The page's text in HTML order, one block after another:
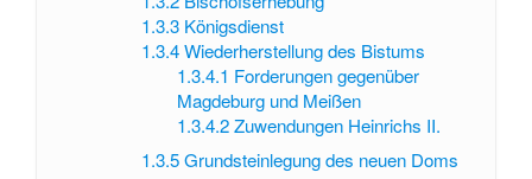
1.3.3 Königsdienst
1.3.4 Wiederherstellung des Bistums
1.3.4.1 Forderungen gegenüber
Magdeburg und Meißen
1.3.4.2Zuwendungen Heinrichs II.
1.3.5 Grundsteinlegung des neuen Doms